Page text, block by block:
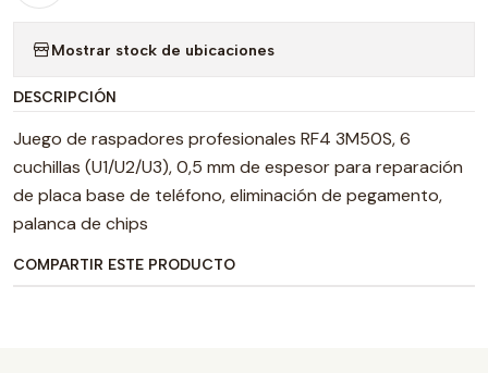
Mostrar stock de ubicaciones
DESCRIPCIÓN
Juego de raspadores profesionales RF4 3M50S, 6
cuchillas (U1/U2/U3), 0,5 mm de espesor para reparación
de placa base de teléfono, eliminación de pegamento,
palanca de chips
COMPARTIR ESTE PRODUCTO